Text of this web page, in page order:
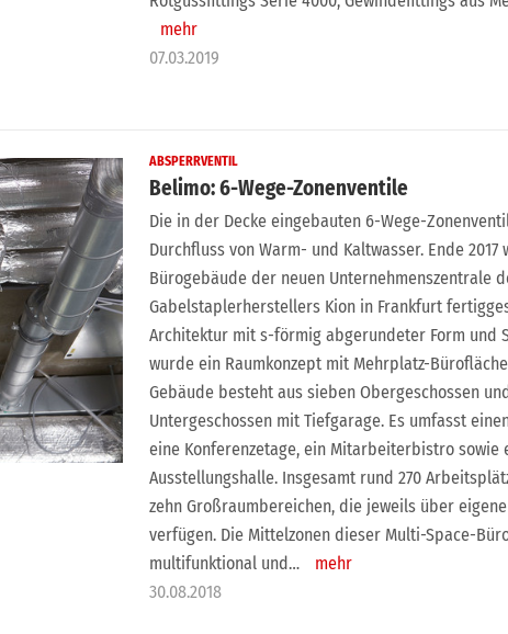
mehr
07.03.2019
ABSPERRVENTIL
Belimo: 6-Wege-Zonenventile
Die in der Decke eingebauten 6-Wege-
Durchfluss von Warm- und Kaltwasser. Ende 2017
Bürogebäude der neuen Unternehmenszentrale
Gabelstaplerherstellers Kion in Frankfurt
Architektur mit s-förmig abgerundeter Form und
wurde ein Raumkonzept mit Mehrplatz-
Gebäude besteht aus sieben Obergeschossen
Untergeschossen mit Tiefgarage. Es umfasst
eine Konferenzetage, ein Mitarbeiterbistro sowie
Ausstellungshalle. Insgesamt rund 270
zehn Großraumbereichen, die jeweils über eigene
verfügen. Die Mittelzonen dieser Multi-Space-
multifunktional und…
mehr
30.08.2018